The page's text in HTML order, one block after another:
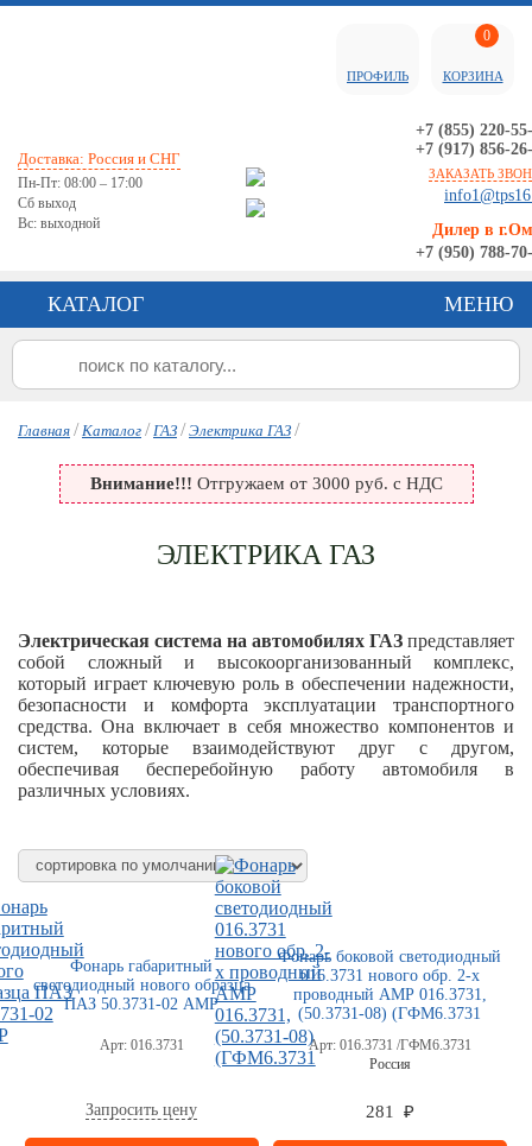
Доставка: Россия и СНГ
Пн-Пт: 08:00 – 17:00
Сб выход
Вс: выходной
+7 (855) 220-
+7 (917) 856-
ЗАКАЗАТЬ
Дилер в
+7 (950) 788-
ПРОФИЛЬ
0
КОРЗИНА
КАТАЛОГ МЕНЮ
Главная / Каталог / ГАЗ / Электрика ГАЗ /
Внимание!!! Отгружаем от 3000 руб. с НДС
ЭЛЕКТРИКА ГАЗ
Электрическая система на автомобилях ГАЗ представляет
собой сложный и высокоорганизованный комплекс,
который играет ключевую роль в обеспечении надежности,
безопасности и комфорта эксплуатации транспортного
средства. Она включает в себя множество компонентов и
систем, которые взаимодействуют друг с другом,
обеспечивая бесперебойную работу автомобиля в
различных условиях.
Фонарь габаритный
светодиодный нового образца
ПАЗ 50.3731-02 АМР
Арт:016.3731
Запросить цену
Фонарь боковой светодиодный
016.3731 нового обр. 2-х
проводный АМР 016.3731,
(50.3731-08) (ГФМ6.3731
Арт:016.3731 /ГФМ6.3731
Россия
281 ₽